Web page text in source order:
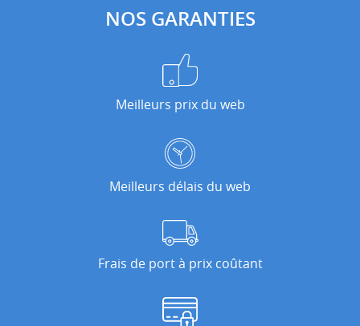
NOS GARANTIES
Meilleurs prix du web
Meilleurs délais du web
Frais de port à prix coûtant